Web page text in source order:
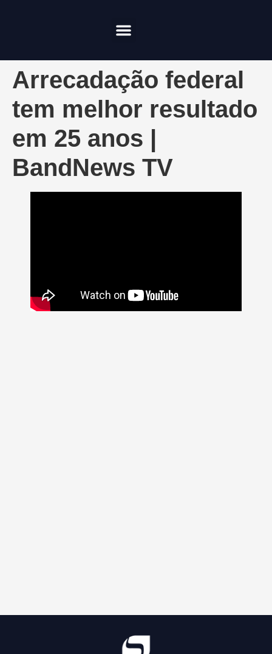
Arrecadação federal
tem melhor resultado
em 25 anos |
BandNews TV